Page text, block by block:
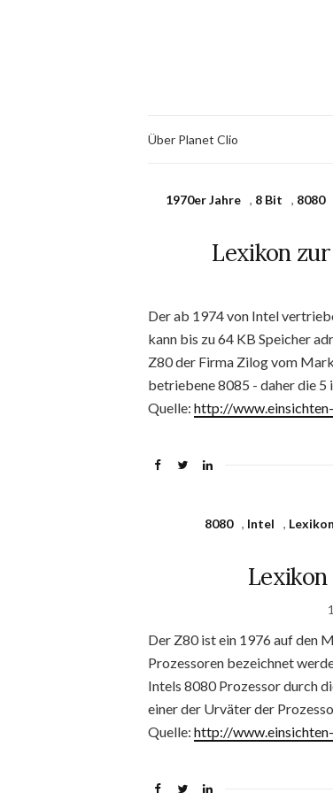
Über Planet Clio
1970er Jahre , 8 Bit , 8080
Lexikon
Der ab 1974 von Intel
kann bis zu 64 KB Speicher
Z80 der Firma Zilog vom
betriebene 8085 - daher die 5
Quelle: http://
8080 , Intel , Lexikon
Der Z80 ist ein 1976 auf den
Prozessoren bezeichnet
Intels 8080 Prozessor durch
einer der Urväter der
Quelle: http://